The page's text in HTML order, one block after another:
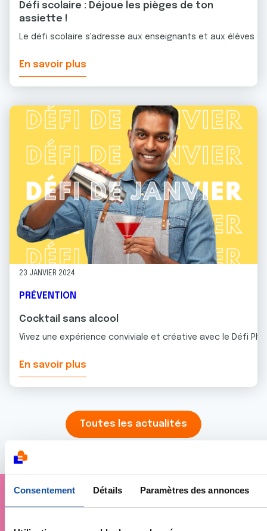
Consentement Détails Paramètres des annonces
Défi scolaire : Déjoue les pièges de ton
assiette !
Le défi scolaire s'adresse aux enseignants et aux élèves
En savoir plus
23 JANVIER 2024
PRÉVENTION
Cocktail sans alcool
Vivez une expérience conviviale et créative avec le Défi
En savoir plus
Toutes les actualités